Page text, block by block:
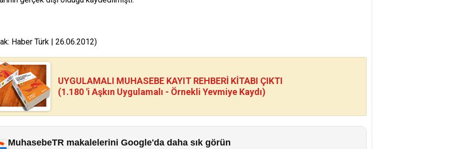
Haber Türk | 26.06.2012)
UYGULAMALI MUHASEBE KAYIT REHBERİ KİTABI ÇIKTI
(1.180 'i Aşkın Uygulamalı - Örnekli Yevmiye Kaydı)
MuhasebeTR makalelerini Google'da daha sık görün